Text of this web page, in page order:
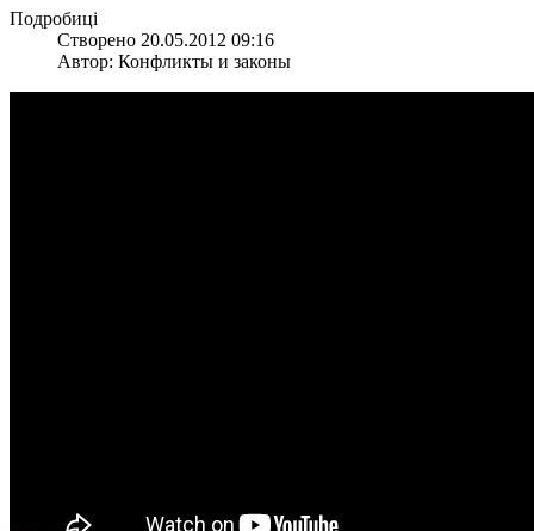
Подробиці
Створено 20.05.2012 09:16
Автор: Конфликты и законы